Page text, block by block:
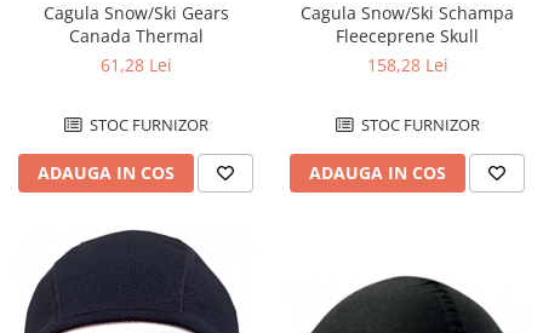
Rulmenti roata
Aerisitoare telescoape
Amortizoare fata
Amortizoare spate
Semeringuri amortizore /
telescoape
Abtibilde
Cagula Snow/Ski Gears
Canada Thermal
61,28 Lei
STOC FURNIZOR
ADAUGA IN COS
Cagula Snow/Ski Schampa
Fleeceprene Skull
158,28 Lei
STOC FURNIZOR
ADAUGA IN COS